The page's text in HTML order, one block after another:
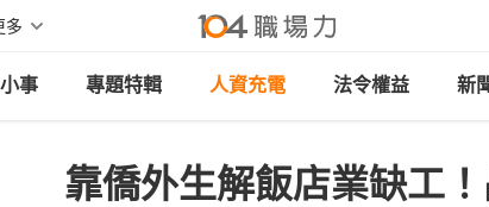
多
事 專題特輯 人資充電 法令權益 新
靠僑外生解飯店業缺工